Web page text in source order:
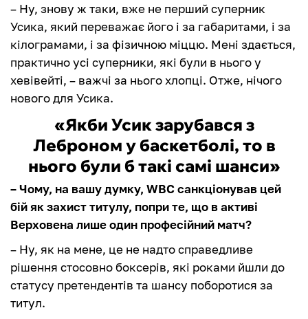
– Ну, знову ж таки, вже не перший суперник
Усика, який переважає його і за габаритами, і за
кілограмами, і за фізичною міццю. Мені здається,
практично усі суперники, які були в нього у
хевівейті, – важчі за нього хлопці. Отже, нічого
нового для Усика.
«Якби Усик зарубався з
Леброном у баскетболі, то в
нього були б такі самі шанси»
– Чому, на вашу думку, WBC санкціонував цей
бій як захист титулу, попри те, що в активі
Верховена лише один професійний матч?
– Ну, як на мене, це не надто справедливе
рішення стосовно боксерів, які роками йшли до
статусу претендентів та шансу поборотися за
титул.